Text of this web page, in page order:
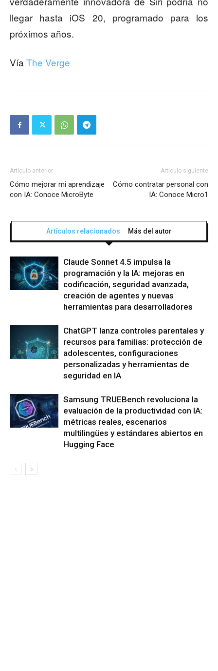
llegar hasta iOS 20, programado para los
próximos años.
Vía The Verge
Artículo anterior
Cómo mejorar mi aprendizaje
con IA: Conoce MicroByte
Artículo siguiente
Cómo contratar personal con
IA: Conoce Micro1
Artículos relacionados Más del autor
Claude Sonnet 4.5 impulsa la
programación y la IA: mejoras en
codificación, seguridad avanzada,
creación de agentes y nuevas
herramientas para desarrolladores
ChatGPT lanza controles parentales y
recursos para familias: protección de
adolescentes, configuraciones
personalizadas y herramientas de
seguridad en IA
Samsung TRUEBench revoluciona la
evaluación de la productividad con IA:
métricas reales, escenarios
multilingües y estándares abiertos en
Hugging Face